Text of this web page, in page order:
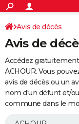
ACTUALITÉS
Politique
Société
Faits Divers
Education
Monde
Villes
+
SPORT
Coupe du monde 2026
Football
Tennis
Cyclisme
Rugby
Forum
Programme TV
TNT
Streaming
Cinéma
Sorties cinéma
Musique
+
FINANCE
Retraite
Epargne
Immobilier
Risques naturels par
Banque
Assurance
AUTO
Essais
Réserver un essai
Citadines
Berlines
SUV
Forum auto
+
Avis de décès
Avis de
Accédez
ACHOUR. Vous
avis de décès ou un
nom d'un défunt et/
commune dans le